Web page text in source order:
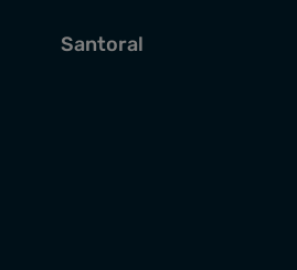
Santoral